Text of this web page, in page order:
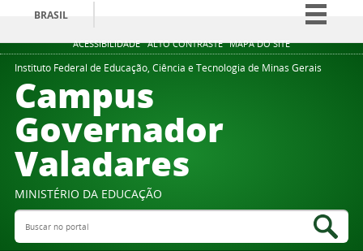
ACESSIBILIDADE ALTO CONTRASTE MAPA DO SITE
BRASIL
Simplifique!
Comunica BR
Instituto Federal de Educação, Ciência e Tecnologia de Minas Gerais
Campus
Governador
Valadares
MINISTÉRIO DA EDUCAÇÃO
Buscar no portal